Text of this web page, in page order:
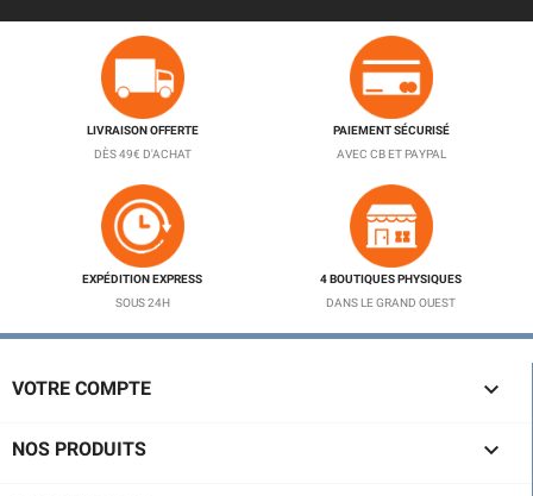
LIVRAISON OFFERTE
DÈS 49€ D'ACHAT
PAIEMENT SÉCURISÉ
AVEC CB ET PAYPAL
EXPÉDITION EXPRESS
SOUS 24H
4 BOUTIQUES PHYSIQUES
DANS LE GRAND OUEST
VOTRE COMPTE 
NOS PRODUITS 